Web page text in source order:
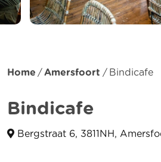
Home Amersfoort Bindicafe
Bindicafe
Bergstraat 6, 3811NH,